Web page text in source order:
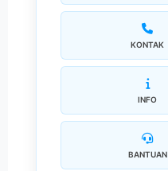
KONTAK
INFO
BANTUAN